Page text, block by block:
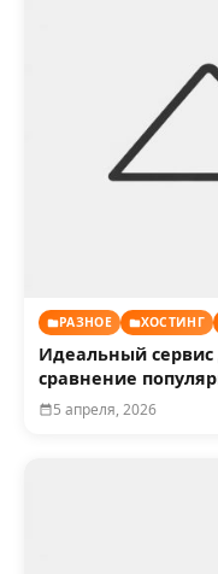
РАЗНОЕ ХОСТИНГ
Идеальный
сравнение
5 апреля, 2026